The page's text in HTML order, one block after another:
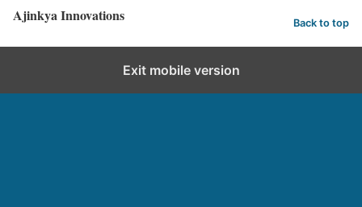
Ajinkya Innovations Back to top
Exit mobile version